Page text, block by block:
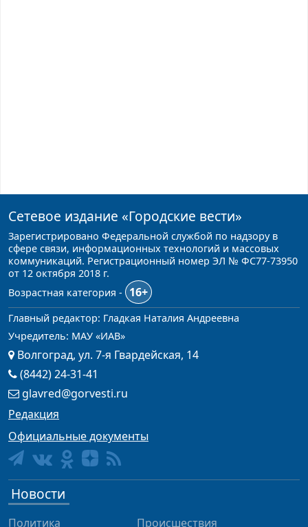
Сетевое издание «Городские вести»
Зарегистрировано Федеральной службой по надзору в
сфере связи, информационных технологий и массовых
коммуникаций. Регистрационный номер ЭЛ № ФС77-73950
от 12 октября 2018 г.
Возрастная категория -
16+
Главный редактор: Гладкая Наталия Андреевна
Учредитель: МАУ «ИАВ»
Волгоград, ул. 7-я Гвардейская, 14
(8442) 24-31-41
glavred@gorvesti.ru
Редакция
Официальные документы
Новости
Политика
Происшествия